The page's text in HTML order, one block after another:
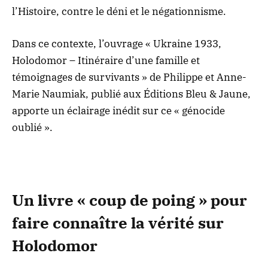
l’Histoire, contre le déni et le négationnisme.
Dans ce contexte, l’ouvrage « Ukraine 1933,
Holodomor – Itinéraire d’une famille et
témoignages de survivants » de Philippe et Anne-
Marie Naumiak, publié aux Éditions Bleu & Jaune,
apporte un éclairage inédit sur ce « génocide
oublié ».
Un livre « coup de poing » pour
faire connaître la vérité sur
Holodomor